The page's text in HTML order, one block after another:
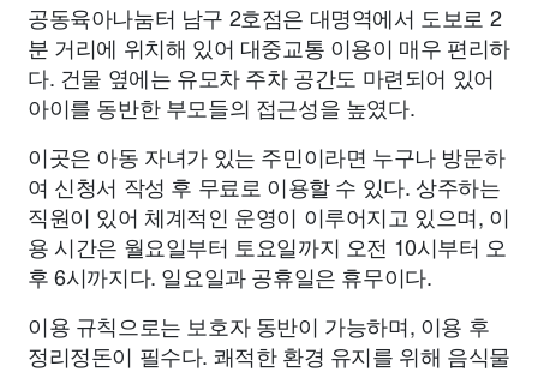
공동육아나눔터 남구 2호점은 대명역에서 도보로 2
분 거리에 위치해 있어 대중교통 이용이 매우 편리하
다. 건물 옆에는 유모차 주차 공간도 마련되어 있어
아이를 동반한 부모들의 접근성을 높였다.
이곳은 아동 자녀가 있는 주민이라면 누구나 방문하
여 신청서 작성 후 무료로 이용할 수 있다. 상주하는
직원이 있어 체계적인 운영이 이루어지고 있으며, 이
용 시간은 월요일부터 토요일까지 오전 10시부터 오
후 6시까지다. 일요일과 공휴일은 휴무이다.
이용 규칙으로는 보호자 동반이 가능하며, 이용 후
정리정돈이 필수다. 쾌적한 환경 유지를 위해 음식물